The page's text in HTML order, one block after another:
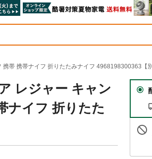
帯 携帯ナイフ 折りたたみナイフ 4968198300363【別
レジャー キャン
ナイフ 折りたた